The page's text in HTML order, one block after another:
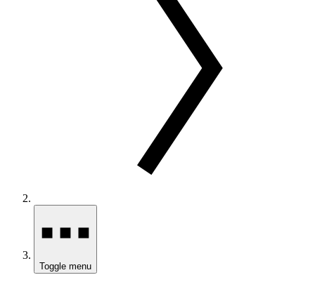
Toggle menu